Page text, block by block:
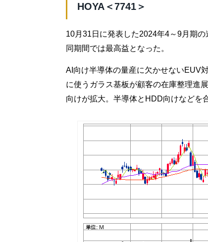
HOYA＜7741＞
10月31日に発表した2024年4～9月期
同期間では最高益となった。
AI向け半導体の量産に欠かせないEUV
に使うガラス基板が顧客の在庫整理進
向けが拡大。半導体とHDD向けなどを